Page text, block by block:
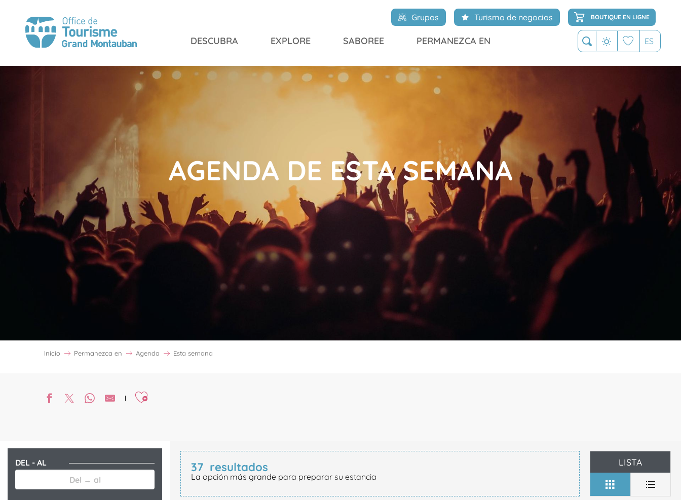
contenu
principal
Buscar ES
Grupos Turismo de negocios BOUTIQUE EN LIGNE
DESCUBRA EXPLORE SABOREE PERMANEZCA EN
AGENDA DE ESTA SEMANA
Inicio Permanezca en Agenda Esta semana
Ajouter aux favoris
DEL - AL 37 resultados
La opción más grande para preparar su estancia
LISTA